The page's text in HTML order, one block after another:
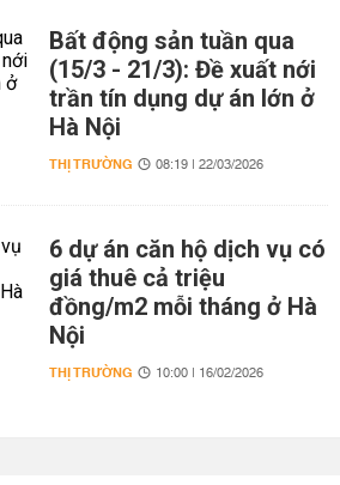
Bất động sản tuần qua
(15/3 - 21/3): Đề xuất nới
trần tín dụng dự án lớn ở
Hà Nội
THỊ TRƯỜNG 08:19 | 22/03/2026
6 dự án căn hộ dịch vụ có
giá thuê cả triệu
đồng/m2 mỗi tháng ở Hà
Nội
THỊ TRƯỜNG 10:00 | 16/02/2026